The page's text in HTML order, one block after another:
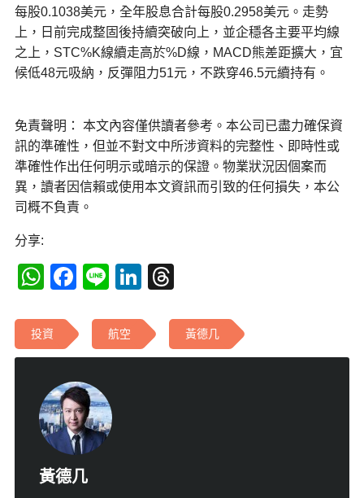
每股0.1038美元，全年股息合計每股0.2958美元。走勢
上，日前完成整固後持續突破向上，並企穩各主要平均線
之上，STC%K線續走高於%D線，MACD熊差距擴大，宜
候低48元吸納，反彈阻力51元，不跌穿46.5元續持有。
免責聲明： 本文內容僅供讀者參考。本公司已盡力確保資
訊的準確性，但並不對文中所涉資料的完整性、即時性或
準確性作出任何明示或暗示的保證。物業狀況因個案而
異，讀者因信賴或使用本文資訊而引致的任何損失，本公
司概不負責。
分享:
WhatsApp
Facebook
LineLinkedIn
投資 航空 黃德几
黃德几